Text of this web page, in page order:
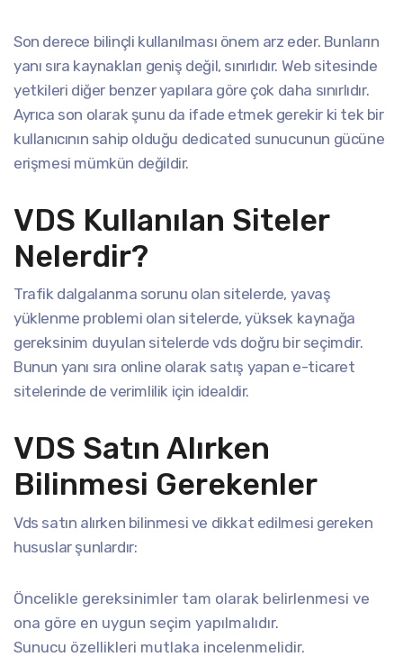
Son derece bilinçli kullanılması önem arz eder. Bunların
yanı sıra kaynakları geniş değil, sınırlıdır. Web sitesinde
yetkileri diğer benzer yapılara göre çok daha sınırlıdır.
Ayrıca son olarak şunu da ifade etmek gerekir ki tek bir
kullanıcının sahip olduğu dedicated sunucunun gücüne
erişmesi mümkün değildir.
VDS Kullanılan Siteler
Nelerdir?
Trafik dalgalanma sorunu olan sitelerde, yavaş
yüklenme problemi olan sitelerde, yüksek kaynağa
gereksinim duyulan sitelerde vds doğru bir seçimdir.
Bunun yanı sıra online olarak satış yapan e-ticaret
sitelerinde de verimlilik için idealdir.
VDS Satın Alırken
Bilinmesi Gerekenler
Vds satın alırken bilinmesi ve dikkat edilmesi gereken
hususlar şunlardır:
Öncelikle gereksinimler tam olarak belirlenmesi ve
ona göre en uygun seçim yapılmalıdır.
Sunucu özellikleri mutlaka incelenmelidir.